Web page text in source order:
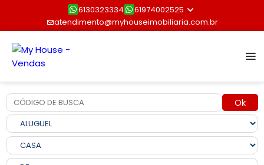
6130323334
61974002525
atendimento@myhouseimobiliaria.com.br
Ok